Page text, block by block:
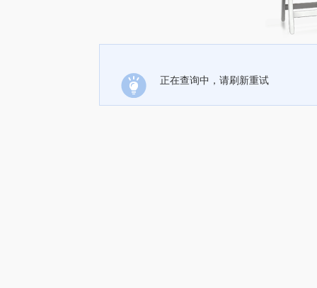
正在查询中，请刷新重试